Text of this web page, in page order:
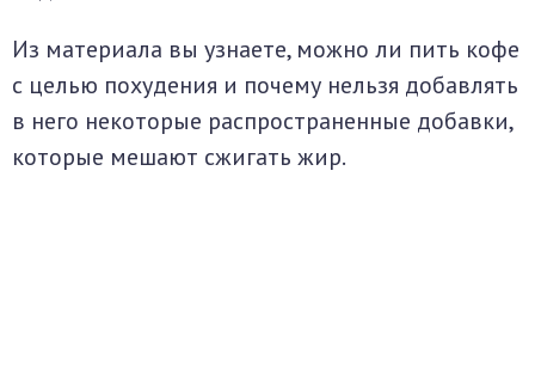
Из материала вы узнаете, можно ли пить кофе
с целью похудения и почему нельзя добавлять
в него некоторые распространенные добавки,
которые мешают сжигать жир.